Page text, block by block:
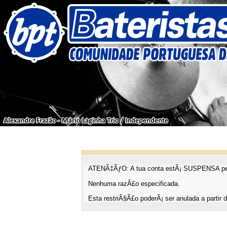
ATENÃ‡ÃƒO: A tua conta estÃ¡ SUSPENSA
Nenhuma razÃ£o especificada.
Esta restriÃ§Ã£o poderÃ¡ ser anulada a partir